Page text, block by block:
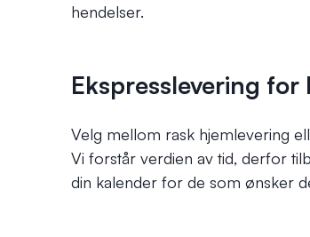
hendelser.
Ekspresslevering
Velg mellom rask hjemlevering
Vi forstår verdien av tid, derfor
din kalender for de som ønsker